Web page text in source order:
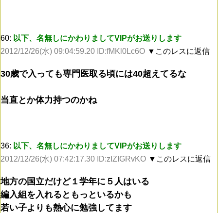
60: 以下、名無しにかわりましてVIPがお送りします
2012/12/26(水) 09:04:59.20 ID:fMKl0Lc6O ▼このレスに返信
30歳で入っても専門医取る頃には40超えてるな
当直とか体力持つのかね
36: 以下、名無しにかわりましてVIPがお送りします
2012/12/26(水) 07:42:17.30 ID:zIZIGRvKO ▼このレスに返信
地方の国立だけど１学年に５人はいる
編入組を入れるともっといるかも
若い子よりも熱心に勉強してます